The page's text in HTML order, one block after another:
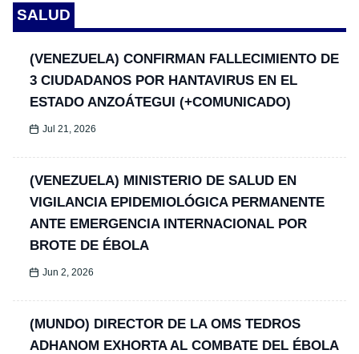
SALUD
(VENEZUELA) CONFIRMAN FALLECIMIENTO DE
3 CIUDADANOS POR HANTAVIRUS EN EL
ESTADO ANZOÁTEGUI (+COMUNICADO)
Jul 21, 2026
(VENEZUELA) MINISTERIO DE SALUD EN
VIGILANCIA EPIDEMIOLÓGICA PERMANENTE
ANTE EMERGENCIA INTERNACIONAL POR
BROTE DE ÉBOLA
Jun 2, 2026
(MUNDO) DIRECTOR DE LA OMS TEDROS
ADHANOM EXHORTA AL COMBATE DEL ÉBOLA